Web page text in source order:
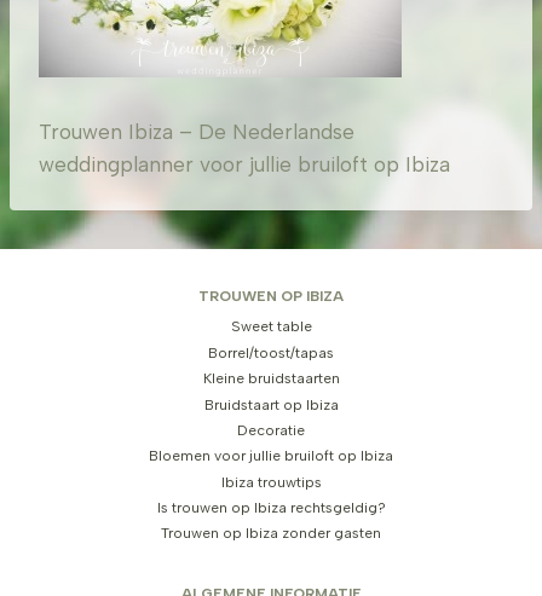
Trouwen Ibiza – De Nederlandse
weddingplanner voor jullie bruiloft op Ibiza
TROUWEN OP IBIZA
Sweet table
Borrel/toost/tapas
Kleine bruidstaarten
Bruidstaart op Ibiza
Decoratie
Bloemen voor jullie bruiloft op Ibiza
Ibiza trouwtips
Is trouwen op Ibiza rechtsgeldig?
Trouwen op Ibiza zonder gasten